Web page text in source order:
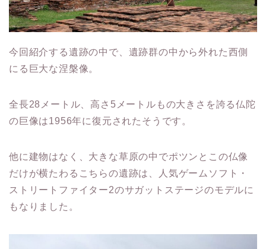
今回紹介する遺跡の中で、遺跡群の中から外れた西側
にる巨大な涅槃像。
全長28メートル、高さ5メートルもの大きさを誇る仏陀
の巨像は1956年に復元されたそうです。
他に建物はなく、大きな草原の中でポツンとこの仏像
だけが横たわるこちらの遺跡は、人気ゲームソフト・
ストリートファイター2のサガットステージのモデルに
もなりました。